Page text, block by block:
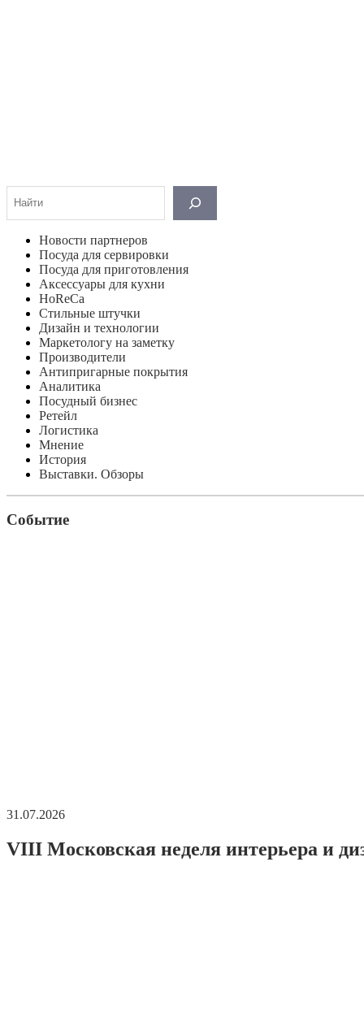
Новости партнеров
Посуда для сервировки
Посуда для приготовления
Аксессуары для кухни
HoReCa
Стильные штучки
Дизайн и технологии
Маркетологу на заметку
Производители
Антипригарные покрытия
Аналитика
Посудный бизнес
Ретейл
Логистика
Мнение
История
Выставки. Обзоры
Событие
31.07.2026
VIII Московская неделя интерьера и